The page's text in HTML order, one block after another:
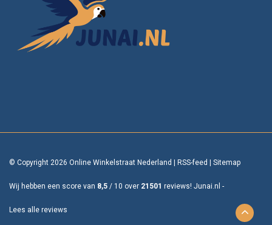
© Copyright 2026 Online Winkelstraat Nederland RSS-feed Sitemap
Wij hebben een score van 8,5 / 10 over 21501 reviews! Junai.nl -
Lees alle reviews